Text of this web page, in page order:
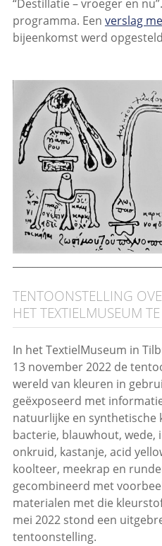
“Destillatie – vroeger en nu”.
programma. Een verslag
bijeenkomst werd
TENTOONSTELLING
HET TEXTIELMUSEUM
In het TextielMuseum in
13 november 2022 de
wereld van kleuren in
geëxposeerd met
natuurlijke en synthetische
bacterie, blauwhout, wede,
onkruid, kastanje, acid
koolteer, meekrap en
gecombineerd met
materialen met die
mei 2022 stond een
tentoonstelling.